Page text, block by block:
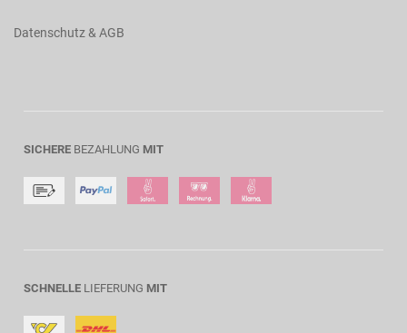
Datenschutz & AGB
SICHERE BEZAHLUNG MIT
SCHNELLE LIEFERUNG MIT